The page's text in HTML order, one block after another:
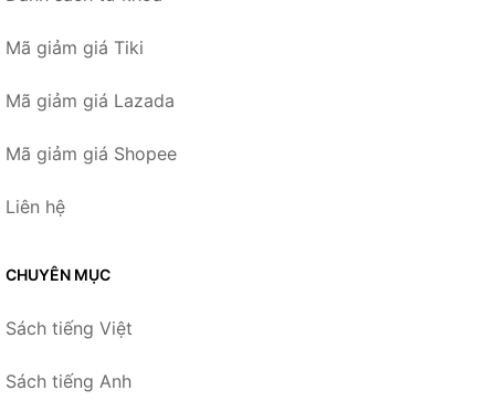
Mã giảm giá Tiki
Mã giảm giá Lazada
Mã giảm giá Shopee
Liên hệ
CHUYÊN MỤC
Sách tiếng Việt
Sách tiếng Anh